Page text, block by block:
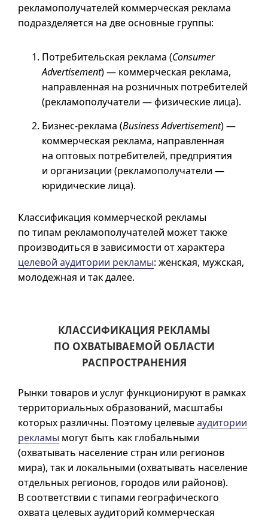
рекламополучателей коммерческая реклама
подразделяется на две основные группы:
Потребительская реклама (Consumer
Advertisement) — коммерческая реклама,
направленная на розничных потребителей
(рекламополучатели — физические лица).
Бизнес-реклама (Business Advertisement) —
коммерческая реклама, направленная
на оптовых потребителей, предприятия
и организации (рекламополучатели —
юридические лица).
Классификация коммерческой рекламы
по типам рекламополучателей может также
производиться в зависимости от характера
целевой аудитории рекламы: женская, мужская,
молодежная и так далее.
КЛАССИФИКАЦИЯ РЕКЛАМЫ
ПО ОХВАТЫВАЕМОЙ ОБЛАСТИ
РАСПРОСТРАНЕНИЯ
Рынки товаров и услуг функционируют в рамках
территориальных образований, масштабы
которых различны. Поэтому целевыеаудитории
рекламы могут быть как глобальными
(охватывать население стран или регионов
мира), так и локальными (охватывать население
отдельных регионов, городов или районов).
В соответствии с типами географического
охвата целевых аудиторий коммерческая